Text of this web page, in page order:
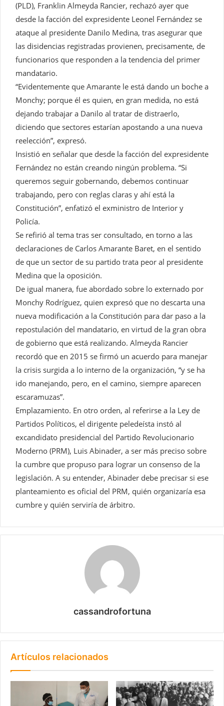
(PLD), Franklin Almeyda Rancier, rechazó ayer que
desde la facción del expresidente Leonel Fernández se
ataque al presidente Danilo Medina, tras asegurar que
las disidencias registradas provienen, precisamente, de
funcionarios que responden a la tendencia del primer
mandatario.
“Evidentemente que Amarante le está dando un boche a
Monchy; porque él es quien, en gran medida, no está
dejando trabajar a Danilo al tratar de distraerlo,
diciendo que sectores estarían apostando a una nueva
reelección”, expresó.
Insistió en señalar que desde la facción del expresidente
Fernández no están creando ningún problema. “Si
queremos seguir gobernando, debemos continuar
trabajando, pero con reglas claras y ahí está la
Constitución”, enfatizó el exministro de Interior y
Policía.
Se refirió al tema tras ser consultado, en torno a las
declaraciones de Carlos Amarante Baret, en el sentido
de que un sector de su partido trata peor al presidente
Medina que la oposición.
De igual manera, fue abordado sobre lo externado por
Monchy Rodríguez, quien expresó que no descarta una
nueva modificación a la Constitución para dar paso a la
repostulación del mandatario, en virtud de la gran obra
de gobierno que está realizando. Almeyda Rancier
recordó que en 2015 se firmó un acuerdo para manejar
la crisis surgida a lo interno de la organización, “y se ha
ido manejando, pero, en el camino, siempre aparecen
escaramuzas”.
Emplazamiento. En otro orden, al referirse a la Ley de
Partidos Políticos, el dirigente peledeísta instó al
excandidato presidencial del Partido Revolucionario
Moderno (PRM), Luis Abinader, a ser más preciso sobre
la cumbre que propuso para lograr un consenso de la
legislación. A su entender, Abinader debe precisar si ese
planteamiento es oficial del PRM, quién organizaría esa
cumbre y quién serviría de árbitro.
cassandrofortuna
Artículos relacionados